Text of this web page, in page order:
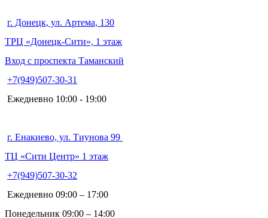
г. Донецк, ул. Артема, 130
ТРЦ «Донецк-Сити», 1 этаж
Вход с проспекта Таманский
+7(949)507-30-31
Ежедневно 10:00 - 19:00
г. Енакиево, ул. Тиунова 99
ТЦ «Сити Центр» 1 этаж
+7(949)507-30-32
Ежедневно 09:00 – 17:00
Понедельник 09:00 – 14:00